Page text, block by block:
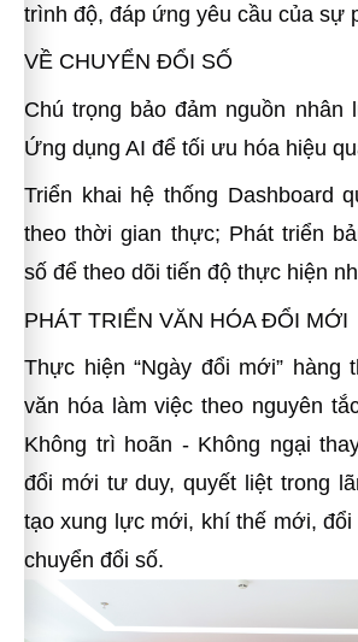
trình độ, đáp ứng yêu cầu của sự
VỀ CHUYỂN ĐỔI SỐ
Chú trọng bảo đảm nguồn nhân
Ứng dụng AI để tối ưu hóa hiệu
Triển khai hệ thống Dashboard
theo thời gian thực; Phát triển
số để theo dõi tiến độ thực hiện
PHÁT TRIỂN VĂN HÓA ĐỔI MỚI
Thực hiện “Ngày đổi mới” hàng
văn hóa làm việc theo nguyên
Không trì hoãn - Không ngại
đổi mới tư duy, quyết liệt trong
tạo xung lực mới, khí thế mới,
chuyển đổi số.